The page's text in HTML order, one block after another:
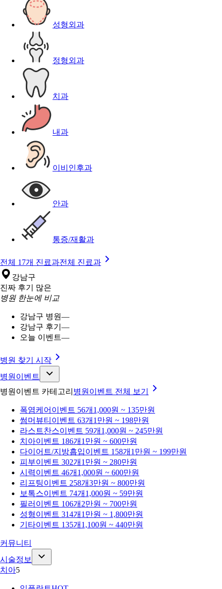
성형외과
정형외과
치과
내과
이비인후과
안과
통증/재활과
전체 17개 진료과전체 진료과
강남구
진짜 후기 많은
병원 한눈에 비교
강남구 병원—
강남구 후기 —
오늘 이벤트—
병원 찾기 시작
병원이벤트
병원이벤트 카테고리 병원이벤트 전체 보기
폭염케어 이벤트 56개 1,000원 ~ 135만원
썸머뷰티 이벤트 63개 1만원 ~ 198만원
라스트찬스이벤트 59개 1,000원 ~ 245만원
치아이벤트 186개 1만원 ~ 600만원
다이어트/지방흡입이벤트 158개 1만원 ~ 199만원
피부이벤트 302개 1만원 ~ 280만원
시력이벤트 46개 1,000원 ~ 600만원
리프팅이벤트 258개3만원 ~ 800만원
보톡스이벤트 74개 1,000원 ~ 59만원
필러 이벤트 106개 2만원 ~ 700만원
성형이벤트 314개 1만원 ~ 1,800만원
기타이벤트 135개 1,100원 ~ 440만원
커뮤니티
시술정보
치아5